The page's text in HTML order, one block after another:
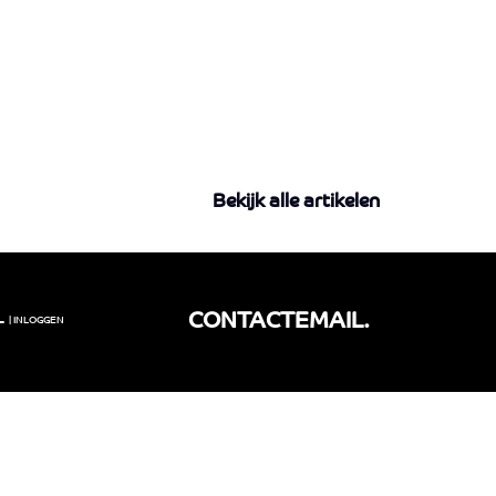
Bekijk alle artikelen
| INLOGGEN CONTACT EMAIL.